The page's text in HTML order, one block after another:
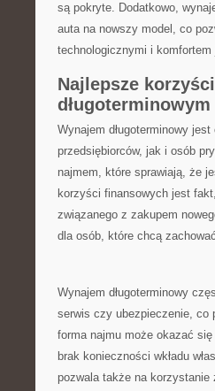
są pokryte. Dodatkowo,
auta ⁢na nowszy​ model, co
technologicznymi i komfortem
Najlepsze
długoterminowym
Wynajem⁤ długoterminowy
przedsiębiorców, jak i osób
najmem, które sprawiają,‍ że
korzyści finansowych jest
związanego z ⁢zakupem‌
dla osób, ‌które chcą
Wynajem długoterminowy
serwis czy⁤ ubezpieczenie, co
‍forma najmu może okazać
brak konieczności wkładu
pozwala także na⁢